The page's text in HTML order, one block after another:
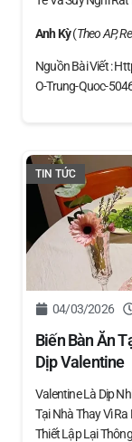
Anh Kỳ(Theo AP,
Nguồn Bài Viết :
O-Trung-Quoc-
TIN TỨC
04/03/2026
Biến Bàn Ăn
Dịp Valentine
Valentine Là Dịp
Tại Nhà Thay Vì
Thiết Lập Lại